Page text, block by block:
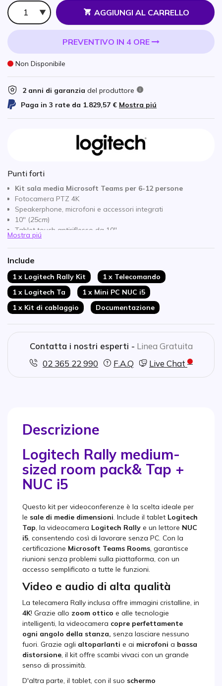
Qtà
AGGIUNGI AL CARRELLO
PREVENTIVO IN 4 ORE
Non Disponibile
2 anni di garanzia del produttore
Paga in 3 rate da 1.829,57 € Mostra piú
Punti forti
Kit sala media Microsoft Teams per 6-12 persone
Fotocamera PTZ 4K
Speakerphone, microfoni e accessori integrati
10'' (25cm)
Tablet touch antiriflesso da 10''
Con calendario e condivisione di contenuti
ASUS Mini PC: prestazioni veloci e stabili
Cat5e Kit: connettività HDMI estesa
Mostra piú
Include
1 x Logitech Rally Kit
1 x Telecomando
1 x Logitech Ta
1 x Mini PC NUC i5
1 x Kit di cablaggio
Documentazione
Contatta i nostri esperti - Linea Gratuita
02 365 22 990
F.A.Q Live Chat
Descrizione
Logitech Rally medium-
sized room pack& Tap +
NUC i5
Questo kit per videoconferenze è la scelta ideale per
le sale di medie dimensioni. Include il tablet Logitech
Tap, la videocamera Logitech Rally e un lettore NUC
i5, consentendo così di lavorare senza PC. Con la
certificazione Microsoft Teams Rooms, garantisce
riunioni senza problemi sulla piattaforma, con un
accesso semplificato a tutte le funzioni.
Video e audio di alta qualità
La telecamera Rally inclusa offre immagini cristalline, in
4K! Grazie allo zoom ottico e alle tecnologie
intelligenti, la videocamera copre perfettamente
ogni angolo della stanza, senza lasciare nessuno
fuori. Grazie agli altoparlanti e ai microfoni a bassa
distorsione, il kit offre scambi vivaci con un grande
senso di prossimità.
D'altra parte, il tablet, con il suo schermo